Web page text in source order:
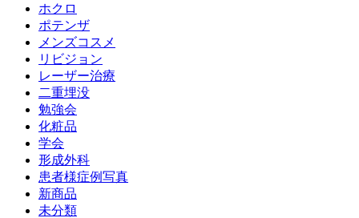
ホクロ
ポテンザ
メンズコスメ
リビジョン
レーザー治療
二重埋没
勉強会
化粧品
学会
形成外科
患者様症例写真
新商品
未分類